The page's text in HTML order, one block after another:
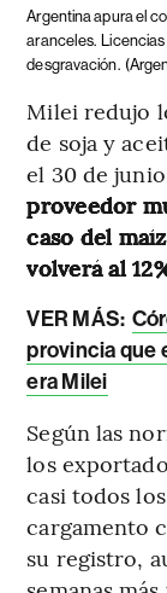
Argentina apura el
aranceles.
desgravación.
Milei redujo
de soja y
el 30 de
proveedor
caso del
volverá al
VER MÁS:
provincia que
era Milei
Según las
los
casi todos
cargamento
su registro,